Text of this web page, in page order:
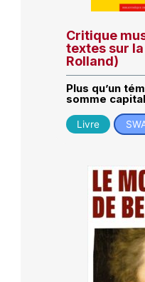
Critique
textes sur
Rolland)
Plus qu’un
somme
Livre